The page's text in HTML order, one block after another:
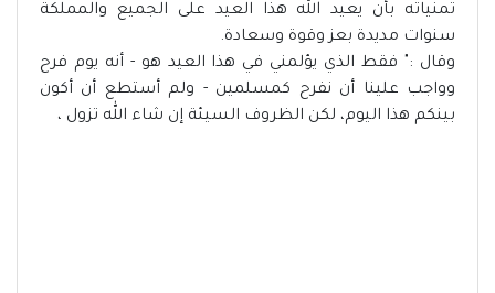
تمنياته بأن يعيد الله هذا العيد على الجميع والمملكة
سنوات مديدة بعز وقوة وسعادة.
وقال :" فقط الذي يؤلمني في هذا العيد هو - أنه يوم فرح
وواجب علينا أن نفرح كمسلمين - ولم أستطع أن أكون
بينكم هذا اليوم، لكن الظروف السيئة إن شاء الله تزول ،